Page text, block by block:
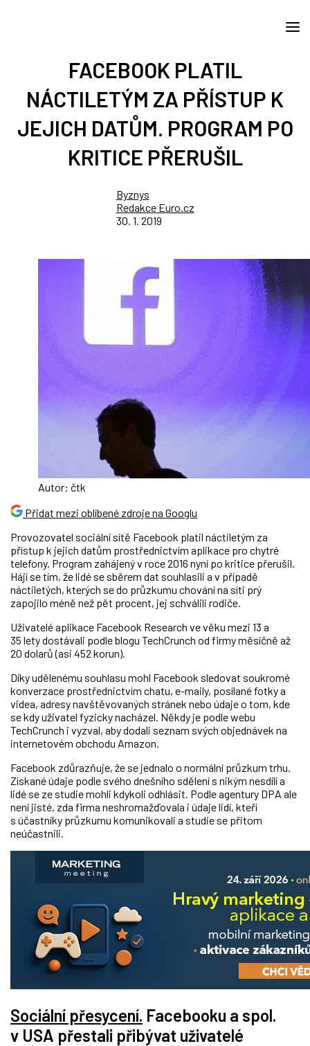
FACEBOOK PLATIL
NÁCTILETÝM ZA PŘÍSTUP K
JEJICH DATŮM. PROGRAM PO
KRITICE PŘERUŠIL
Byznys
Redakce Euro.cz
30. 1. 2019
Autor: čtk
Přidat mezi oblíbené zdroje na Googlu
Provozovatel sociální sítě Facebook platil náctiletým za
přístup k jejich datům prostřednictvím aplikace pro chytré
telefony. Program zahájený v roce 2016 nyní po kritice přerušil.
Hájí se tím, že lidé se sběrem dat souhlasili a v případě
náctiletých, kterých se do průzkumu chování na síti prý
zapojilo méně než pět procent, jej schválili rodiče.
Uživatelé aplikace Facebook Research ve věku mezi 13 a
35 lety dostávali podle blogu TechCrunch od firmy měsíčně až
20 dolarů (asi 452 korun).
Díky udělenému souhlasu mohl Facebook sledovat soukromé
konverzace prostřednictvím chatu, e-maily, posílané fotky a
videa, adresy navštěvovaných stránek nebo údaje o tom, kde
se kdy uživatel fyzicky nacházel. Někdy je podle webu
TechCrunch i vyzval, aby dodali seznam svých objednávek na
internetovém obchodu Amazon.
Facebook zdůrazňuje, že se jednalo o normální průzkum trhu.
Získané údaje podle svého dnešního sdělení s nikým nesdílí a
lidé se ze studie mohli kdykoli odhlásit. Podle agentury DPA ale
není jisté, zda firma neshromažďovala i údaje lidí, kteří
s účastníky průzkumu komunikovali a studie se přitom
neúčastnili.
Sociální přesycení. Facebooku a spol.
v USA přestali přibývat uživatelé